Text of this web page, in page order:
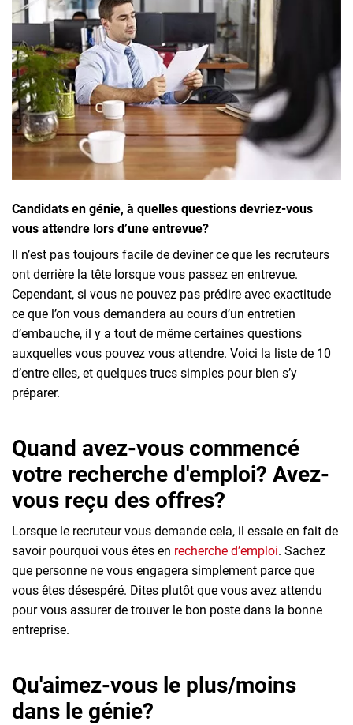
Inscrivez-vous à l'infolettre
Employeurs
Publiez une offre d'emploi
Candidats en génie, à quelles questions devriez-vous
vous attendre lors d’une entrevue?
Il n’est pas toujours facile de deviner ce que les recruteurs
ont derrière la tête lorsque vous passez en entrevue.
Cependant, si vous ne pouvez pas prédire avec exactitude
ce que l’on vous demandera au cours d’un entretien
d’embauche, il y a tout de même certaines questions
auxquelles vous pouvez vous attendre. Voici la liste de 10
d’entre elles, et quelques trucs simples pour bien s’y
préparer.
Quand avez-vous commencé
votre recherche d'emploi? Avez-
vous reçu des offres?
Lorsque le recruteur vous demande cela, il essaie en fait de
savoir pourquoi vous êtes en recherche d’emploi. Sachez
que personne ne vous engagera simplement parce que
vous êtes désespéré. Dites plutôt que vous avez attendu
pour vous assurer de trouver le bon poste dans la bonne
entreprise.
Qu'aimez-vous le plus/moins
dans le génie?